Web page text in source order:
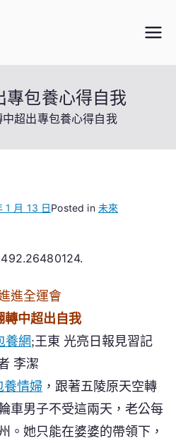
專包養心得自我
超出專包養心得自我
1 月 13 日Posted in 未來
進全運會
轉中超出自我
養網;王東 光亮日報見習記
李潔
養情婦 ，跟著五陵原天空轉
車男子不受這兩天，老公每
。她只能在婆婆的帶領下，